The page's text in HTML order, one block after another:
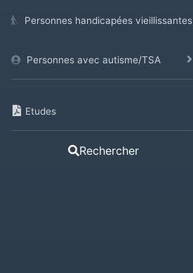
Personnes handicapées vieillissantes
Personnes avec autisme/TSA
Etudes
Rechercher